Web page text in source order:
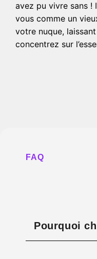
avez pu vivre sans !
vous comme un
votre nuque,
concentrez sur
FAQ
Pourquoi